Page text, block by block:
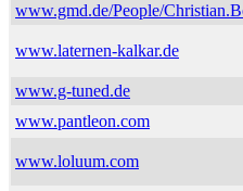
www.gmd.de/People/
www.laternen-kalkar.de
www.g-tuned.de
www.pantleon.com
www.loluum.com